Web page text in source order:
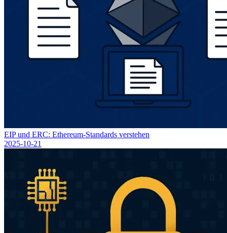
EIP und ERC: Ethereum-Standards verstehen
2025-10-21